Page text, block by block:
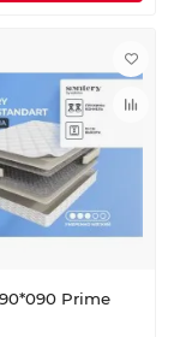
Prime